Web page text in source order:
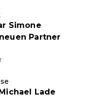
Simone
Partner
Lade